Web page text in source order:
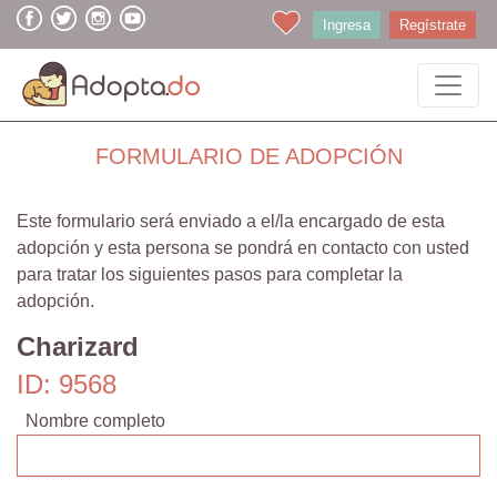
Ingresa Regístrate
FORMULARIO DE ADOPCIÓN
Este formulario será enviado a el/la encargado de esta
adopción y esta persona se pondrá en contacto con usted
para tratar los siguientes pasos para completar la
adopción.
Charizard
ID: 9568
Nombre completo